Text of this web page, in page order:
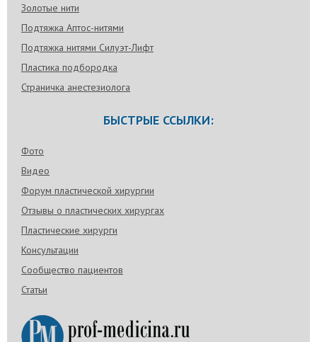
Золотые нити
Подтяжка Аптос-нитями
Подтяжка нитями Силуэт-Лифт
Пластика подбородка
Страничка анестезиолога
БЫСТРЫЕ ССЫЛКИ:
Фото
Видео
Форум пластической хирургии
Отзывы о пластических хирургах
Пластические хирурги
Консультации
Сообщество пациентов
Статьи